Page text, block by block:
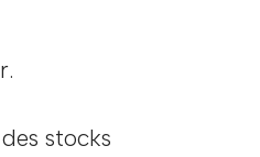
stocks